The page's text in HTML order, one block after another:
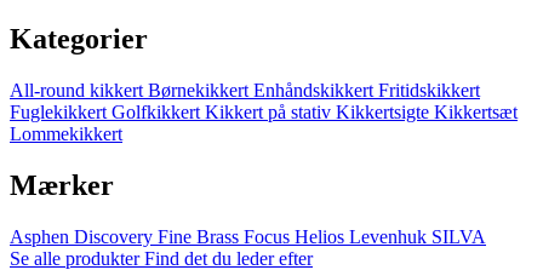
Kategorier
All-round kikkert Børnekikkert Enhåndskikkert Fritidskikkert
Fuglekikkert Golfkikkert Kikkert på stativ Kikkertsigte Kikkertsæt
Lommekikkert
Mærker
Asphen Discovery Fine Brass Focus Helios Levenhuk SILVA
Se alle produkterFind det du leder efter